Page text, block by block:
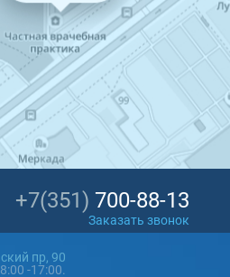
+7(351) 700-88-13
Заказать звонок
пр, 90
-17:00.